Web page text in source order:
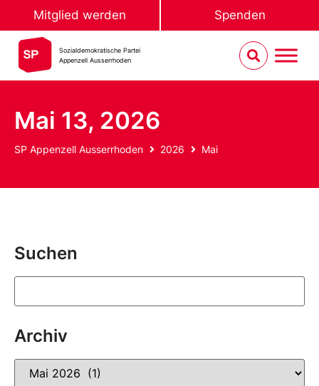
Mitglied werden Spenden
Sozialdemokratische Partei
Appenzell Ausserrhoden
Mai 13, 2026
SP Appenzell Ausserrhoden 2026 Mai
Suchen
Archiv